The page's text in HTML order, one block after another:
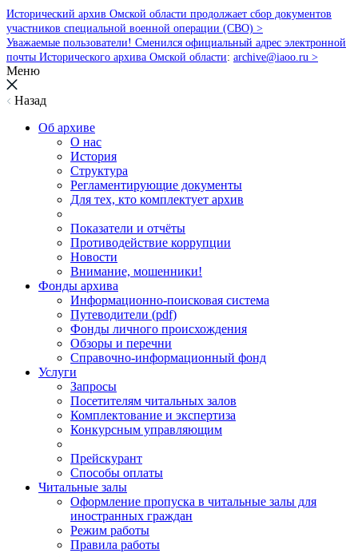
Исторический архив Омской области продолжает сбор документов
участников специальной военной операции (СВО) >
Уважаемые пользователи! Сменился официальный адрес электронной
почты Исторического архива Омской области: archive@iaoo.ru >
Меню
Назад
Об архиве
О нас
История
Структура
Регламентирующие документы
Для тех, кто комплектует архив
Показатели и отчёты
Противодействие коррупции
Новости
Внимание, мошенники!
Фонды архива
Информационно-поисковая система
Путеводители (pdf)
Фонды личного происхождения
Обзоры и перечни
Справочно-информационный фонд
Услуги
Запросы
Посетителям читальных залов
Комплектование и экспертиза
Конкурсным управляющим
Прейскурант
Способы оплаты
Читальные залы
Оформление пропуска в читальные залы для
иностранных граждан
Режим работы
Правила работы